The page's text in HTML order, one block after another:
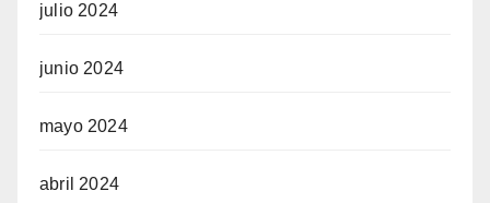
julio 2024
junio 2024
mayo 2024
abril 2024